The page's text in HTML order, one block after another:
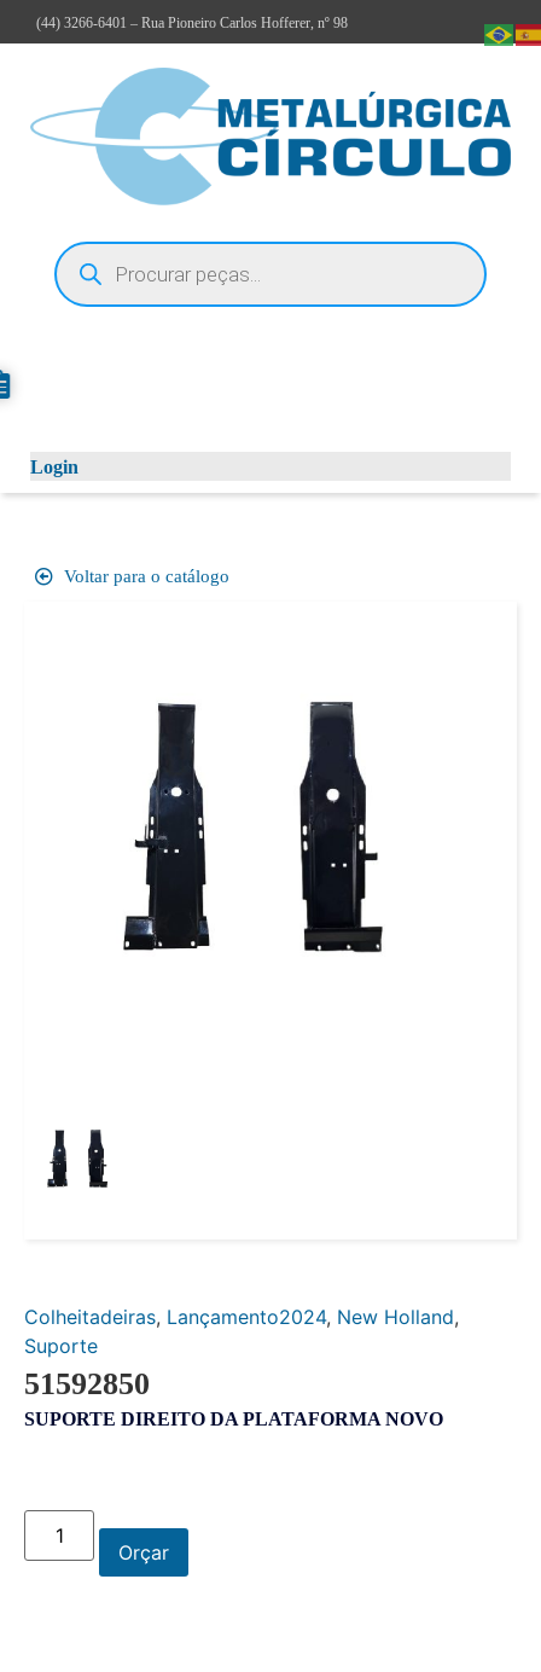
(44) 3266-6401 – Rua Pioneiro Carlos Hofferer, nº 98
Login
Voltar para o catálogo
Colheitadeiras, Lançamento2024, New Holland,
Suporte
51592850
SUPORTE DIREITO DA PLATAFORMA NOVO
Orçar